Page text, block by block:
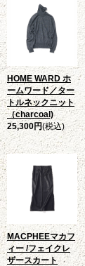
HOME WARD ホ
ームワード／ター
トルネックニット
（charcoal)
25,300円(税込)
MACPHEEマカフ
ィー /フェイクレ
ザースカート